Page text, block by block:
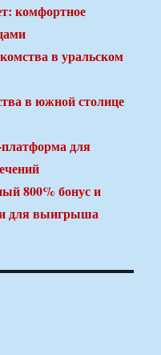
комфортное
в уральском
в южной столице
для
800% бонус и
для выигрыша